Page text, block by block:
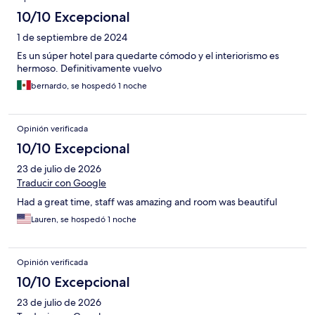
10/10 Excepcional
1 de septiembre de 2024
Es un súper hotel para quedarte cómodo y el interiorismo es
hermoso. Definitivamente vuelvo
bernardo, se hospedó 1 noche
Opinión verificada
10/10 Excepcional
23 de julio de 2026
Traducir con Google
Had a great time, staff was amazing and room was beautiful
Lauren, se hospedó 1 noche
Opinión verificada
10/10 Excepcional
23 de julio de 2026